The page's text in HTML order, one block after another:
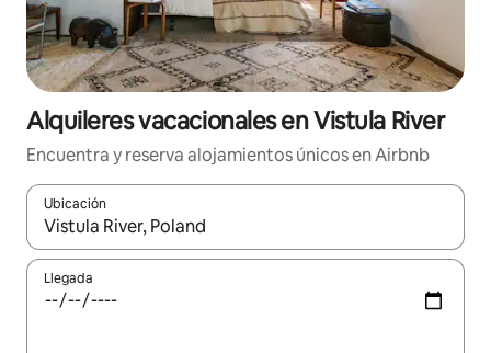
Alquileres vacacionales en Vistula River
Encuentra y reserva alojamientos únicos en Airbnb
Ubicación
Cuando los resultados estén disponibles, navega con las
Llegada